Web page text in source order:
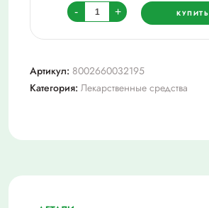
-
Количество
товара
Феварин
n60
табл
оболоч
+ КУПИТЬ
Артикул: 8002660032195
Категория: Лекарственные средства